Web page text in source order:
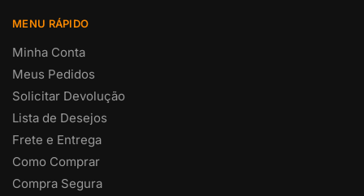
MENU RÁPIDO
Minha Conta
Meus Pedidos
Solicitar Devolução
Lista de Desejos
Frete e Entrega
Como Comprar
Compra Segura